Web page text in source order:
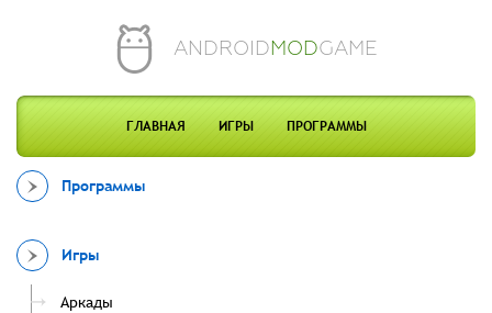
ANDROIDMODGAME
ГЛАВНАЯ ИГРЫ ПРОГРАММЫ
Программы
Игры
Аркады